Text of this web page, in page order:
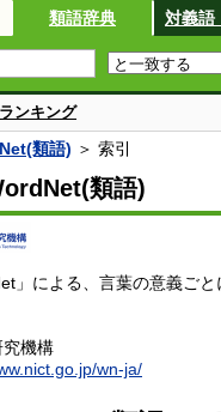
類語辞典 対義語
ランキング
類語) ＞ 索引
類語)
」による、言葉の意義ご
機構
wn-ja/